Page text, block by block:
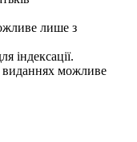
лише з
індексації.
виданнях можливе